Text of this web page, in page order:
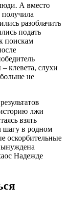
А вместо
разоблачить
подать
поискам
клевета, слухи
не
лжи
взять
шагу в родном
оскорбительные
Надежде